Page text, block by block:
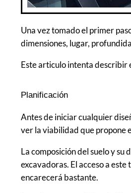
Una vez tomado el primer
dimensiones, lugar,
Este articulo intenta describir
Planificación
Antes de iniciar cualquier
ver la viabilidad que propone
La composición del suelo y
excavadoras. El acceso a
encarecerá bastante.